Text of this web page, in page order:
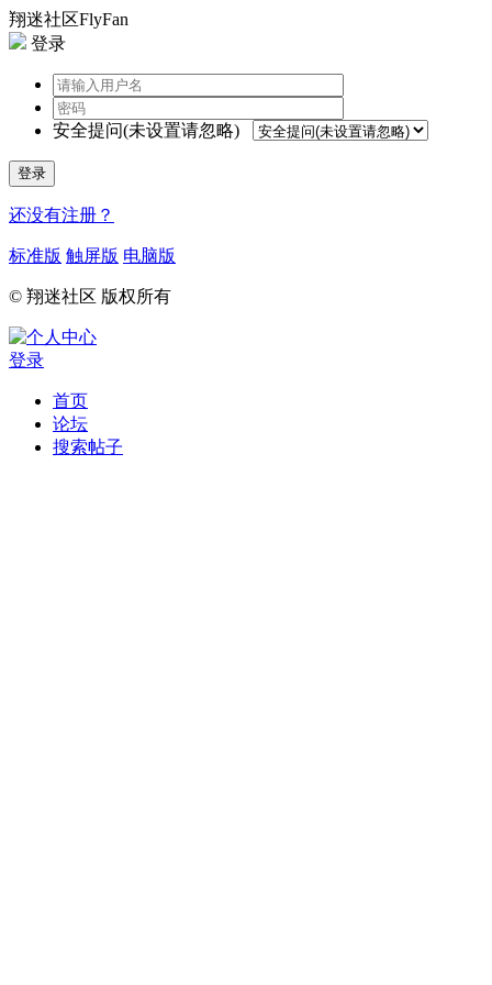
翔迷社区FlyFan
登录
安全提问(未设置请忽略)
登录
还没有注册？
标准版 触屏版 电脑版
© 翔迷社区 版权所有
登录
首页
论坛
搜索帖子